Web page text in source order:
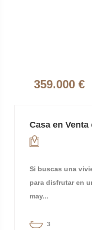
359.000 €
Casa en
Si buscas una
para disfrutar en
may...
3